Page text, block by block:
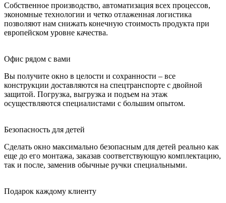
Собственное производство, автоматизация всех процессов,
экономные технологии и четко отлаженная логистика
позволяют нам снижать конечную стоимость продукта при
европейском уровне качества.
Офис рядом с вами
Вы получите окно в целости и сохранности – все
конструкции доставляются на спецтранспорте с двойной
защитой. Погрузка, выгрузка и подъем на этаж
осуществляются специалистами с большим опытом.
Безопасность для детей
Сделать окно максимально безопасным для детей реально как
еще до его монтажа, заказав соответствующую комплектацию,
так и после, заменив обычные ручки специальными.
Подарок каждому клиенту